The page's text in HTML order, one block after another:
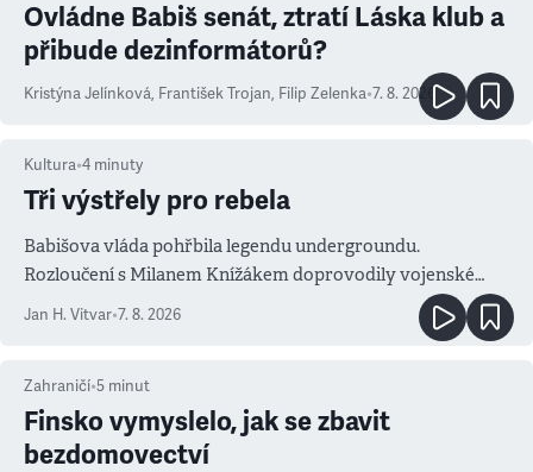
Ovládne Babiš senát, ztratí Láska klub a
přibude dezinformátorů?
Kristýna Jelínková, František Trojan, Filip Zelenka•7. 8. 2026
Kultura•4 minuty
Tři výstřely pro rebela
Babišova vláda pohřbila legendu undergroundu.
Rozloučení s Milanem Knížákem doprovodily vojenské
salvy i kritika pokrokářů
Jan H. Vitvar•7. 8. 2026
Zahraničí•5 minut
Finsko vymyslelo, jak se zbavit
bezdomovectví